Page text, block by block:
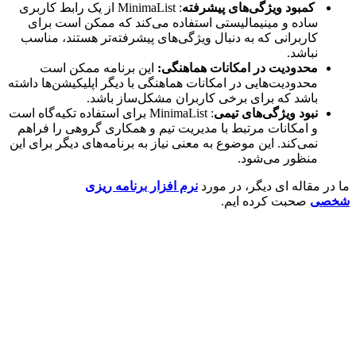
کمبود ویژگی‌های پیشرفته
: MinimaList از یک رابط کاربری
ساده و مینیمالیستی استفاده می‌کند که ممکن است برای
کاربرانی که به دنبال ویژگی‌های پیشرفته‌تر هستند، مناسب
نباشد.
محدودیت در امکانات هماهنگی:این برنامه ممکن است
محدودیت‌هایی در امکانات هماهنگی با دیگر اپلیکیشن‌ها داشته
باشد که برای برخی کاربران مشکل‌ساز باشد.
نبود ویژگی‌های تیمی
: MinimaList برای استفاده تکیه‌گاه است
و امکانات مرتبط با مدیریت تیم و همکاری گروهی را فراهم
نمی‌کند. این موضوع به معنی نیاز به برنامه‌های دیگر برای این
منظور می‌شود.
مقاله ای دیگر، در موردنرم افزار برنامه ریزی
صحبت کرده ایم.